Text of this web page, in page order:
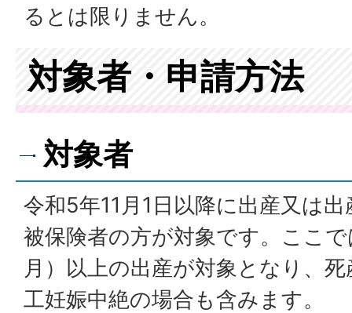
るとは限りません。
対象者・申請方法
対象者
令和5年11月1日以降に出産又は
被保険者の方が対象です。ここ
月）以上の出産が対象となり、
工妊娠中絶の場合も含みます。